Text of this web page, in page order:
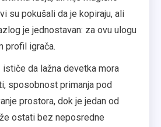
su pokušali da je kopiraju, ali
je jednostavan: za ovu ulogu
profil igrača.
ističe da lažna devetka mora
sposobnost primanja pod
prostora, dok je jedan od
ostati bez neposredne